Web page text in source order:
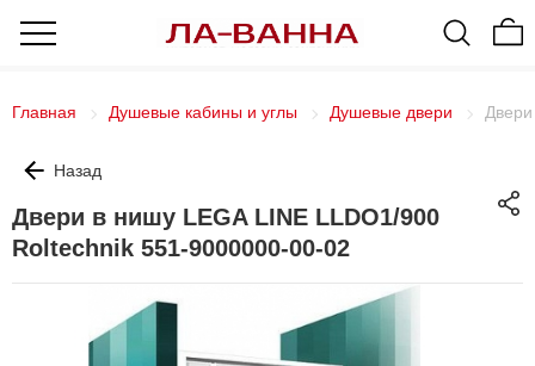
Главная Душевые кабины и углы Душевые двери
Назад
Двери в нишу LEGA LINE LLDO1/900
Roltechnik 551-9000000-00-02